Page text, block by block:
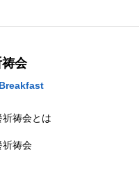
祷会
祈祷会とは
祈祷会